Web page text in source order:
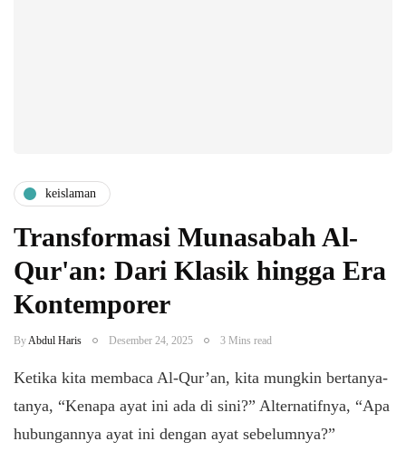
keislaman
Transformasi Munasabah Al-
Qur'an: Dari Klasik hingga Era
Kontemporer
By Abdul Haris Desember 24, 2025 3 Mins read
Ketika kita membaca Al-Qur’an, kita mungkin bertanya-
tanya, “Kenapa ayat ini ada di sini?” Alternatifnya, “Apa
hubungannya ayat ini dengan ayat sebelumnya?”